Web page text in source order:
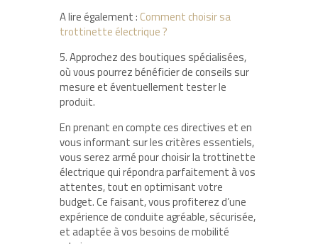
A lire également : Comment choisir sa
trottinette électrique ?
5. Approchez des boutiques spécialisées,
où vous pourrez bénéficier de conseils sur
mesure et éventuellement tester le
produit.
En prenant en compte ces directives et en
vous informant sur les critères essentiels,
vous serez armé pour choisir la trottinette
électrique qui répondra parfaitement à vos
attentes, tout en optimisant votre
budget. Ce faisant, vous profiterez d’une
expérience de conduite agréable, sécurisée,
et adaptée à vos besoins de mobilité